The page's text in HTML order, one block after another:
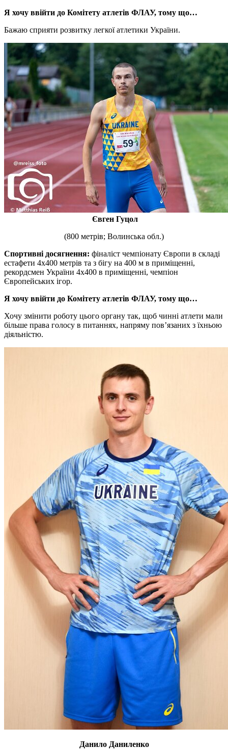
Я хочу ввійти до Комітету атлетів ФЛАУ, тому що…
Бажаю сприяти розвитку легкої атлетики України.
Євген Гуцол
(800 метрів; Волинська обл.)
Спортивні досягнення: фіналіст чемпіонату Європи в складі
естафети 4х400 метрів та з бігу на 400 м в приміщенні,
рекордсмен України 4х400 в приміщенні, чемпіон
Європейських ігор.
Я хочу ввійти до Комітету атлетів ФЛАУ, тому що…
Хочу змінити роботу цього органу так, щоб чинні атлети мали
більше права голосу в питаннях, напряму пов’язаних з їхньою
діяльністю.
Данило Даниленко